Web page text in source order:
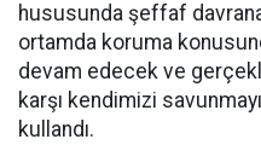
hususunda şeffaf
ortamda koruma
devam edecek ve
karşı kendimizi
kullandı.